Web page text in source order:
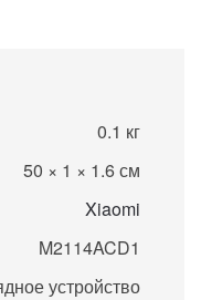
0.1 кг
50 × 1 × 1.6 см
Xiaomi
M2114ACD1
устройство